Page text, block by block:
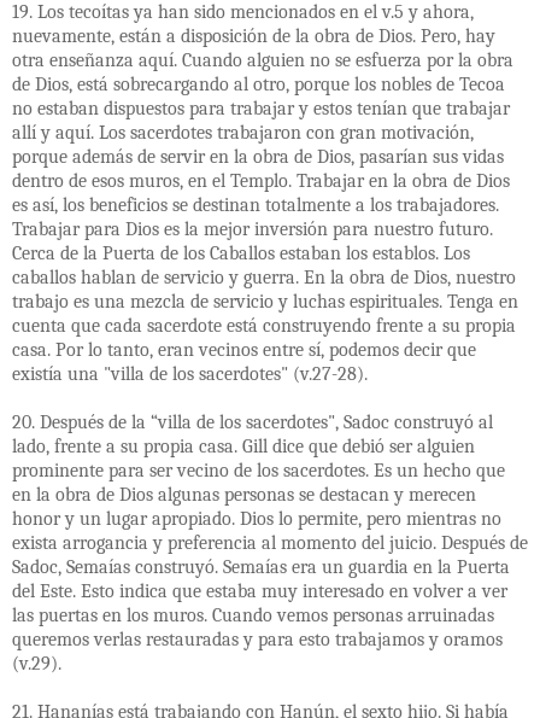
19. Los tecoítas ya han sido mencionados en el v.5 y ahora,
nuevamente, están a disposición de la obra de Dios. Pero, hay
otra enseñanza aquí. Cuando alguien no se esfuerza por la obra
de Dios, está sobrecargando al otro, porque los nobles de Tecoa
no estaban dispuestos para trabajar y estos tenían que trabajar
allí y aquí. Los sacerdotes trabajaron con gran motivación,
porque además de servir en la obra de Dios, pasarían sus vidas
dentro de esos muros, en el Templo. Trabajar en la obra de Dios
es así, los beneficios se destinan totalmente a los trabajadores.
Trabajar para Dios es la mejor inversión para nuestro futuro.
Cerca de la Puerta de los Caballos estaban los establos. Los
caballos hablan de servicio y guerra. En la obra de Dios, nuestro
trabajo es una mezcla de servicio y luchas espirituales. Tenga en
cuenta que cada sacerdote está construyendo frente a su propia
casa. Por lo tanto, eran vecinos entre sí, podemos decir que
existía una "villa de los sacerdotes" (v.27-28).
20. Después de la “villa de los sacerdotes", Sadoc construyó al
lado, frente a su propia casa. Gill dice que debió ser alguien
prominente para ser vecino de los sacerdotes. Es un hecho que
en la obra de Dios algunas personas se destacan y merecen
honor y un lugar apropiado. Dios lo permite, pero mientras no
exista arrogancia y preferencia al momento del juicio. Después de
Sadoc, Semaías construyó. Semaías era un guardia en la Puerta
del Este. Esto indica que estaba muy interesado en volver a ver
las puertas en los muros. Cuando vemos personas arruinadas
queremos verlas restauradas y para esto trabajamos y oramos
(v.29).
21. Hananías está trabajando con Hanún, el sexto hijo. Si había